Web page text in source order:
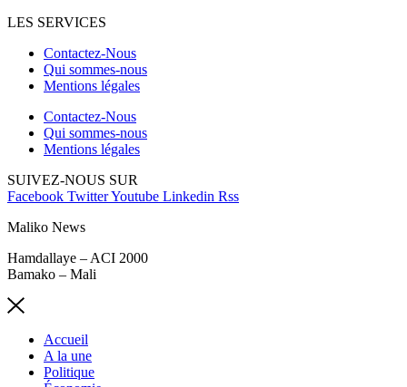
LES SERVICES
Contactez-Nous
Qui sommes-nous
Mentions légales
Contactez-Nous
Qui sommes-nous
Mentions légales
SUIVEZ-NOUS SUR
Facebook TwitterYoutube Linkedin Rss
Maliko News
Hamdallaye – ACI 2000
Bamako – Mali
Accueil
A la une
Politique